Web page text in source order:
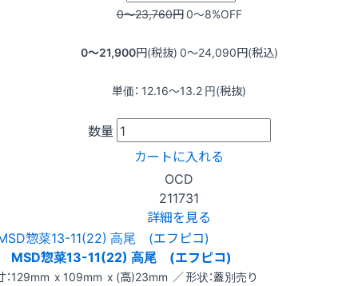
0〜23,760円0〜8%OFF
0〜21,900円(税抜) 0〜24,090円(税込)
単価： 12.16〜13.2 円(税抜)
数量
カートに入れる
OCD
211731
詳細を見る
MSD惣菜13-11(22) 高尾 (エフピコ)
：129mm x 109mm x (高)23mm ／ 形状：蓋別売り